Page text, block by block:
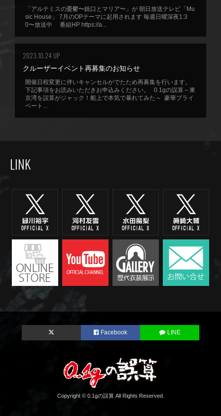
「アルテミスの憂鬱〜銃口とマリア〜」が 朝日放送テレビ「Mu
sic House」 7月のOPテーマに起用されます 毎週日曜深夜1:3
0〜放送中 番組HP https://a...
2023.10.24 UP
クルーザーイベント再募集のお知らせ
開催日程変更に伴いキャンセルがでたため再募集を行います。
下記事項をお読みいただきお申込みください。 0.1gの誤算～東
京湾を誤算がジャック！船上で本気で暴れてみた～ 豪華プライ
ベート...
LINK
Facebook LINE
Copyright © 0.1gの誤算 All Rights Reserved.